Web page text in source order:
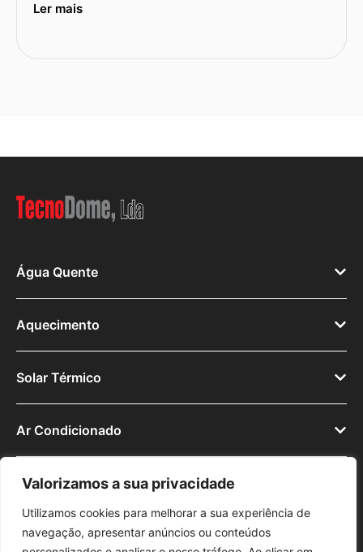
Valorizamos a sua privacidade
Utilizamos cookies para melhorar a sua experiência de
navegação, apresentar anúncios ou conteúdos
Ler mais
Água Quente
Aquecimento
Solar Térmico
Ar Condicionado
© 2025